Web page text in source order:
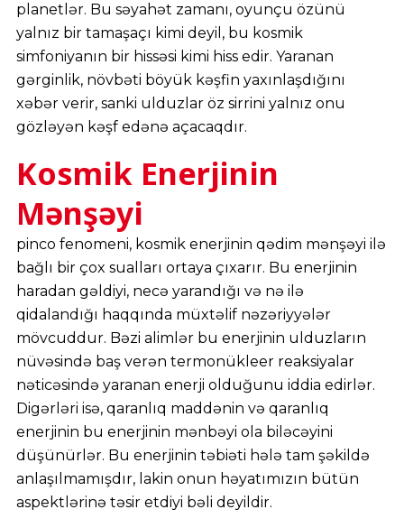
planetlər. Bu səyahət zamanı, oyunçu özünü
yalnız bir tamaşaçı kimi deyil, bu kosmik
simfoniyanın bir hissəsi kimi hiss edir. Yaranan
gərginlik, növbəti böyük kəşfin yaxınlaşdığını
xəbər verir, sanki ulduzlar öz sirrini yalnız onu
gözləyən kəşf edənə açacaqdır.
Kosmik Enerjinin
Mənşəyi
pinco fenomeni, kosmik enerjinin qədim mənşəyi ilə
bağlı bir çox sualları ortaya çıxarır. Bu enerjinin
haradan gəldiyi, necə yarandığı və nə ilə
qidalandığı haqqında müxtəlif nəzəriyyələr
mövcuddur. Bəzi alimlər bu enerjinin ulduzların
nüvəsində baş verən termonükleer reaksiyalar
nəticəsində yaranan enerji olduğunu iddia edirlər.
Digərləri isə, qaranlıq maddənin və qaranlıq
enerjinin bu enerjinin mənbəyi ola biləcəyini
düşünürlər. Bu enerjinin təbiəti hələ tam şəkildə
anlaşılmamışdır, lakin onun həyatımızın bütün
aspektlərinə təsir etdiyi bəli deyildir.